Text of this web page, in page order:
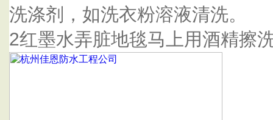
洗涤剂，如洗衣粉溶液清洗。
2红墨水弄脏地毯马上用酒精擦